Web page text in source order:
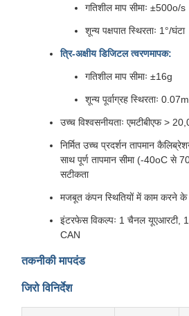
गतिशील माप सीमाः ±500o/s
शून्य पक्षपात स्थिरताः 1°/घंटा
त्रि-अक्षीय डिजिटल त्वरणमापक:
गतिशील माप सीमाः ±16g
शून्य पूर्वाग्रह स्थिरताः
उच्च विश्वसनीयताः एमटीबीएफ >
निर्मित उच्च प्रदर्शन तापमान
साथ पूर्ण तापमान सीमा (-40oC से
सटीकता
मजबूत कंपन स्थितियों में काम करने के
इंटरफेस विकल्पः 1 चैनल यूएआरटी,
CAN
तकनीकी मापदंड
जिरो विनिर्देश